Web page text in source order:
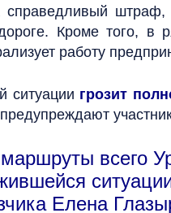
справедливый
Кроме того, в
работу
ситуации грозит
всего
Елена